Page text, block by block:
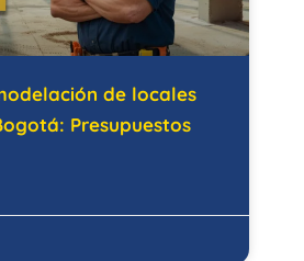
de locales
Presupuestos